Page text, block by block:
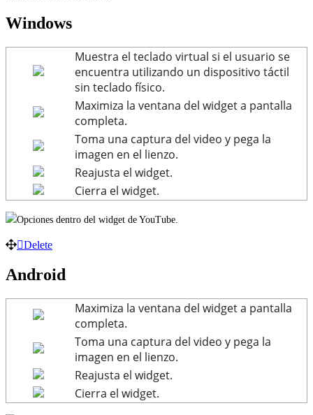
Windows
Muestra el teclado virtual si el usuario se
encuentra utilizando un dispositivo táctil
sin teclado físico.
Maximiza la ventana del widget a pantalla
completa.
Toma una captura del video y pega la
imagen en el lienzo.
Reajusta el widget.
Cierra el widget.
Opciones dentro del widget de YouTube.
Delete
Android
Maximiza la ventana del widget a pantalla
completa.
Toma una captura del video y pega la
imagen en el lienzo.
Reajusta el widget.
Cierra el widget.